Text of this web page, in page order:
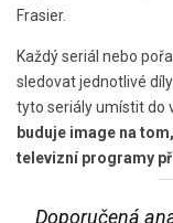
Frasier.
Každý seriál nebo
sledovat jednotlivé
tyto seriály umístit do
buduje image na
televizní programy
Doporučená